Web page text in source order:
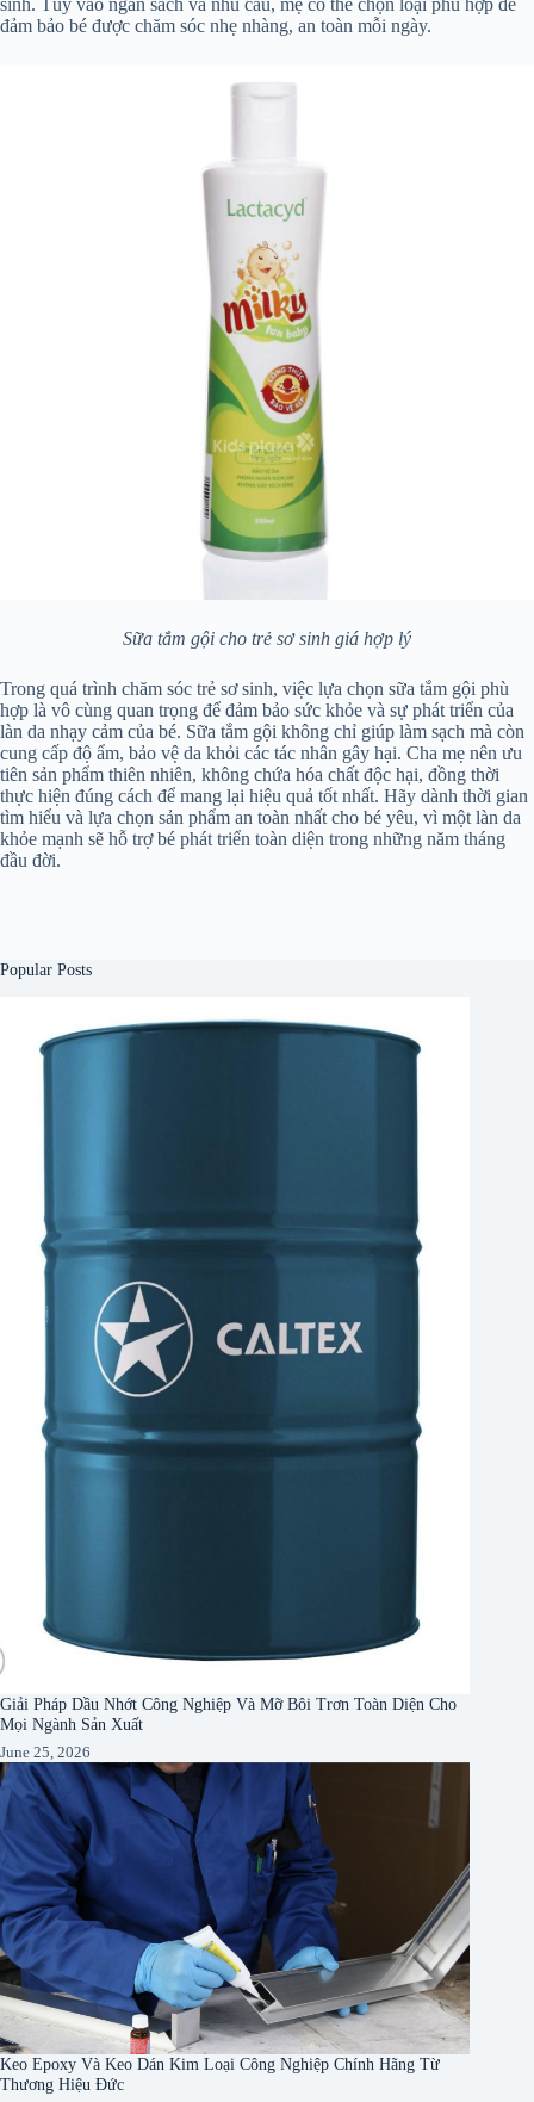
đảm bảo bé được chăm sóc nhẹ nhàng, an toàn mỗi ngày.
Sữa tắm gội cho trẻ sơ sinh giá hợp lý
Trong quá trình chăm sóc trẻ sơ sinh, việc lựa chọn sữa tắm gội phù
hợp là vô cùng quan trọng để đảm bảo sức khỏe và sự phát triển của
làn da nhạy cảm của bé. Sữa tắm gội không chỉ giúp làm sạch mà còn
cung cấp độ ẩm, bảo vệ da khỏi các tác nhân gây hại. Cha mẹ nên ưu
tiên sản phẩm thiên nhiên, không chứa hóa chất độc hại, đồng thời
thực hiện đúng cách để mang lại hiệu quả tốt nhất. Hãy dành thời gian
tìm hiểu và lựa chọn sản phẩm an toàn nhất cho bé yêu, vì một làn da
khỏe mạnh sẽ hỗ trợ bé phát triển toàn diện trong những năm tháng
đầu đời.
Popular Posts
Giải Pháp Dầu Nhớt Công Nghiệp Và Mỡ Bôi Trơn Toàn Diện Cho
Mọi Ngành Sản Xuất
June 25, 2026
Keo Epoxy Và Keo Dán Kim Loại Công Nghiệp Chính Hãng Từ
Thương Hiệu Đức